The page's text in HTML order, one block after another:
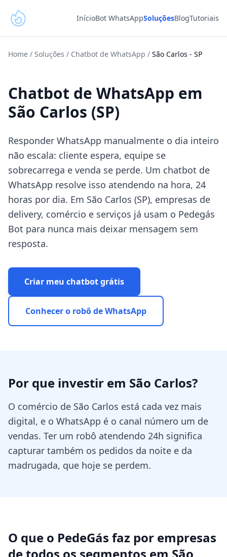
InícioBot WhatsAppSoluçõesBlogTutoriais
Home / Soluções / Chatbot de WhatsApp / São Carlos - SP
Chatbot de WhatsApp em
São Carlos (SP)
Responder WhatsApp manualmente o dia inteiro
não escala: cliente espera, equipe se
sobrecarrega e venda se perde. Um chatbot de
WhatsApp resolve isso atendendo na hora, 24
horas por dia. Em São Carlos (SP), empresas de
delivery, comércio e serviços já usam o Pedegás
Bot para nunca mais deixar mensagem sem
resposta.
Criar meu chatbot grátis
Conhecer o robô de WhatsApp
Por que investir em São Carlos?
O comércio de São Carlos está cada vez mais
digital, e o WhatsApp é o canal número um de
vendas. Ter um robô atendendo 24h significa
capturar também os pedidos da noite e da
madrugada, que hoje se perdem.
O que o PedeGás faz por empresas